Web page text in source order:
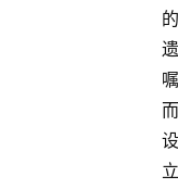
的
遗
嘱
而
设
立